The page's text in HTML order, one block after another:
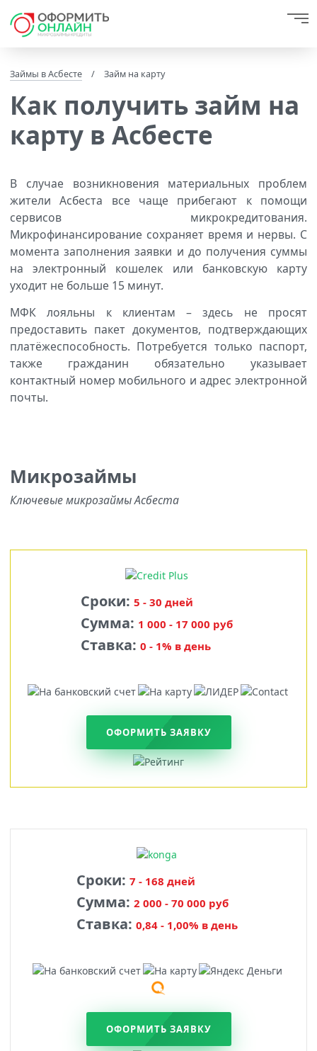
Займы в Асбесте / Займ на карту
Как получить займ на
карту в Асбесте
В случае возникновения материальных проблем
жители Асбеста все чаще прибегают к помощи
сервисов микрокредитования.
Микрофинансирование сохраняет время и нервы. С
момента заполнения заявки и до получения суммы
на электронный кошелек или банковскую карту
уходит не больше 15 минут.
МФК лояльны к клиентам – здесь не просят
предоставить пакет документов, подтверждающих
платёжеспособность. Потребуется только паспорт,
также гражданин обязательно указывает
контактный номер мобильного и адрес электронной
почты.
Микрозаймы
Ключевые микрозаймы Асбеста
Сроки: 5 - 30 дней
Сумма: 1 000 - 17 000 руб
Ставка: 0 - 1% в день
ОФОРМИТЬ ЗАЯВКУ
Сроки: 7 - 168 дней
Сумма: 2 000 - 70 000 руб
Ставка: 0,84 - 1,00% в день
ОФОРМИТЬ ЗАЯВКУ